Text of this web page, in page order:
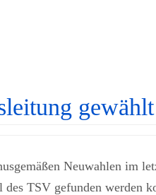
Neuwahlen im
TSV gefunden werden